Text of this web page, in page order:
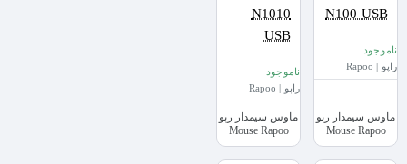
ناموجود
راپو | Rapoo
ماوس سیمدار رپو
Mouse Rapoo
N100 USB
ناموجود
راپو | Rapoo
ماوس سیمدار رپو
Mouse Rapoo
N1010 USB